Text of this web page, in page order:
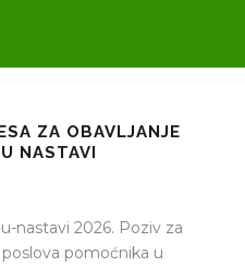
ZA OBAVLJANJE
NASTAVI
nastavi 2026. Poziv za
pomoćnika u